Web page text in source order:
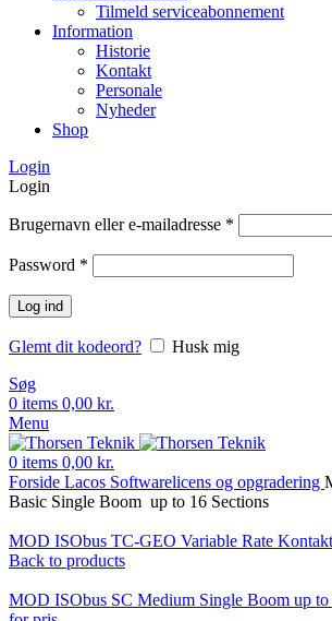
Tilmeld serviceabonnement
Information
Historie
Kontakt
Personale
Nyheder
Shop
Login
Login
Brugernavn eller e-mailadresse *
Password *
Log ind
Glemt dit kodeord?
Husk mig
Søg
0 items 0,00 kr.
Menu
0 items 0,00 kr.
Forside Lacos Softwarelicens og opgradering
Basic Single Boom up to 16 Sections
MOD ISObus TC-GEO Variable Rate
Back to products
MOD ISObus SC Medium Single Boom up to